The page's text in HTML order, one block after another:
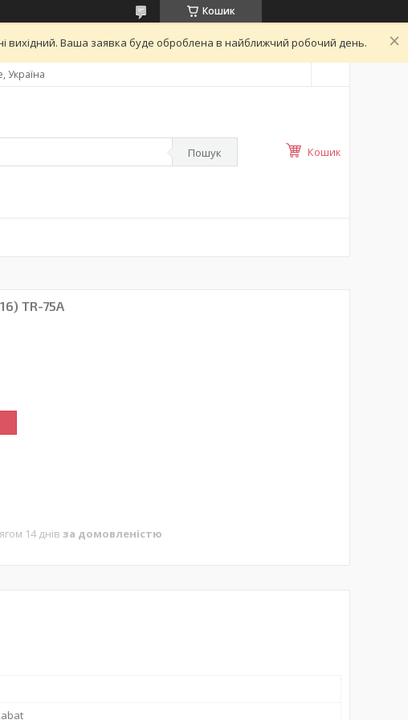
Кошик
вихідний. Ваша заявка буде оброблена в найближчий робочий день.
Україна
Пошук Кошик
TR-75A
14 днів за домовленістю